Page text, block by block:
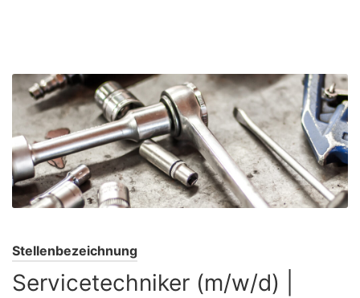
Stellenbezeichnung
Servicetechniker (m/w/d) |